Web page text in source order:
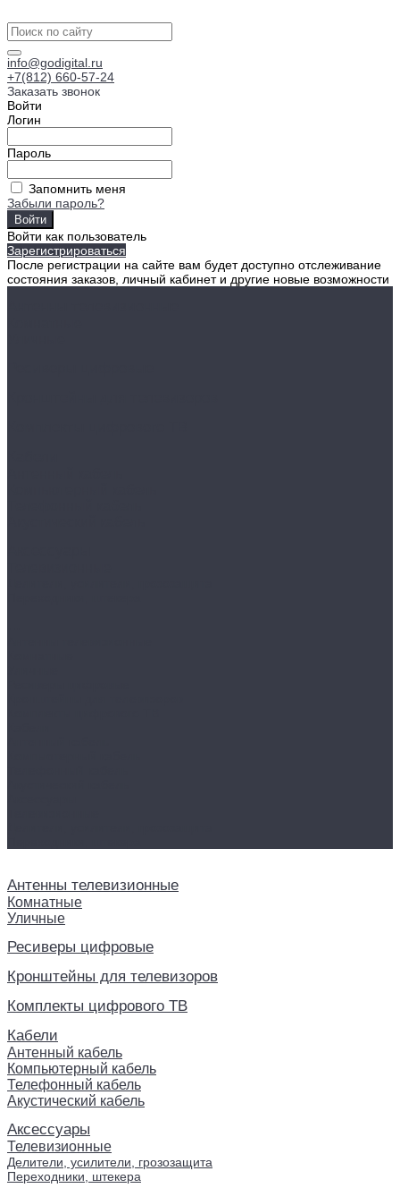
info@godigital.ru
+7(812) 660-57-24
Заказать звонок
Войти
Логин
Пароль
Запомнить меня
Забыли пароль?
Войти как пользователь
Зарегистрироваться
После регистрации на сайте вам будет доступно отслеживание
состояния заказов, личный кабинет и другие новые возможности
Антенны телевизионные
Комнатные
Уличные
Ресиверы цифровые
Кронштейны для телевизоров
Комплекты цифрового ТВ
Кабели
Антенный кабель
Компьютерный кабель
Телефонный кабель
Акустический кабель
Аксессуары
Телевизионные
Делители, усилители, грозозащита
Переходники, штекера